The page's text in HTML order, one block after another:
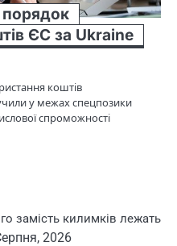
порядок
ЄС за Ukraine
коштів
у межах спецпозики
спроможності
замість килимків лежать
2026